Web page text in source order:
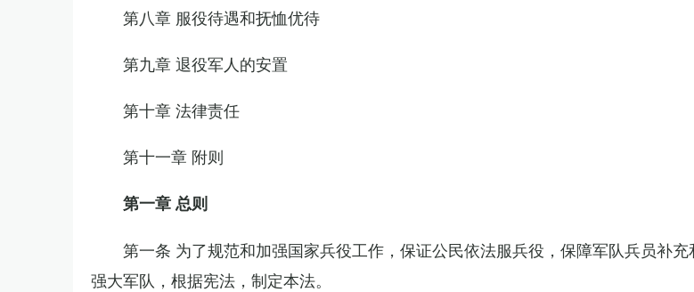
第八章 服役待遇和抚恤优待
第九章 退役军人的安置
第十章 法律责任
第十一章 附则
第一章 总则
第一条 为了规范和加强国家兵役工作，保证公民依法服兵役，保障军队兵员补
强大军队，根据宪法，制定本法。